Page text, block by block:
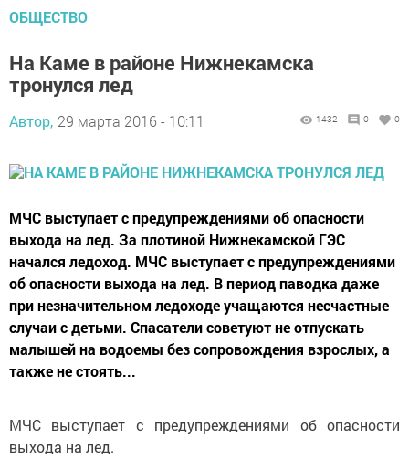
ОБЩЕСТВО
На Каме в районе Нижнекамска
тронулся лед
Автор, 29 марта 2016 - 10:11 1432 0 0
МЧС выступает с предупреждениями об опасности
выхода на лед. За плотиной Нижнекамской ГЭС
начался ледоход. МЧС выступает с предупреждениями
об опасности выхода на лед. В период паводка даже
при незначительном ледоходе учащаются несчастные
случаи с детьми. Спасатели советуют не отпускать
малышей на водоемы без сопровождения взрослых, а
также не стоять...
МЧС выступает с предупреждениями об опасности
выхода на лед.